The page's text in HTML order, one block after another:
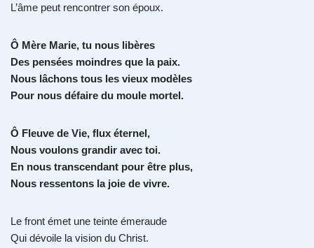
L’âme peut rencontrer son époux.
Ô Mère Marie, tu nous libères
Des pensées moindres que la paix.
Nous lâchons tous les vieux modèles
Pour nous défaire du moule mortel.
Ô Fleuve de Vie, flux éternel,
Nous voulons grandir avec toi.
En nous transcendant pour être plus,
Nous ressentons la joie de vivre.
Le front émet une teinte émeraude
Qui dévoile la vision du Christ.